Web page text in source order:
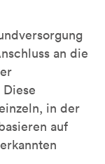
an die
in der
auf